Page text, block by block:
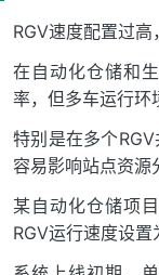
RGV速度配置过高
在自动化仓储和
率，但多车运行环
特别是在多个
容易影响站点资源
某自动化仓储项
RGV运行速度设置